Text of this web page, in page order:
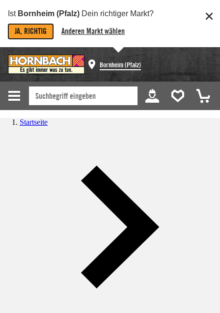
Ist Bornheim (Pfalz) Dein richtiger Markt?
JA, RICHTIG Anderen Markt wählen
Bornheim (Pfalz)
Startseite